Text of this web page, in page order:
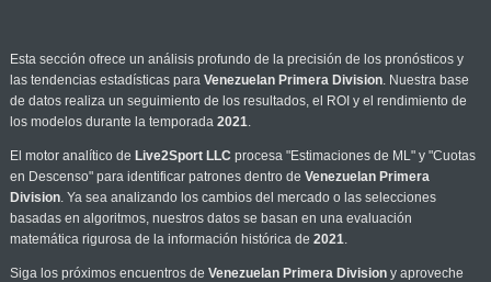
Esta sección ofrece un análisis profundo de la precisión de los pronósticos y
las tendencias estadísticas para Venezuelan Primera Division. Nuestra base
de datos realiza un seguimiento de los resultados, el ROI y el rendimiento de
los modelos durante la temporada 2021.
El motor analítico de Live2Sport LLC procesa "Estimaciones de ML" y "Cuotas
en Descenso" para identificar patrones dentro de Venezuelan Primera
Division. Ya sea analizando los cambios del mercado o las selecciones
basadas en algoritmos, nuestros datos se basan en una evaluación
matemática rigurosa de la información histórica de 2021.
Siga los próximos encuentros de Venezuelan Primera Divisiony aproveche